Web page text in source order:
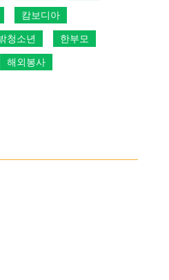
캄보디아
청소년
한부모
해외봉사